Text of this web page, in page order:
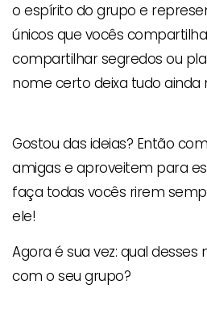
o espírito do grupo e
únicos que vocês
compartilhar segredos ou
nome certo deixa tudo ainda
Gostou das ideias? Então
amigas e aproveitem para
faça todas vocês rirem
ele!
Agora é sua vez: qual
com o seu grupo?